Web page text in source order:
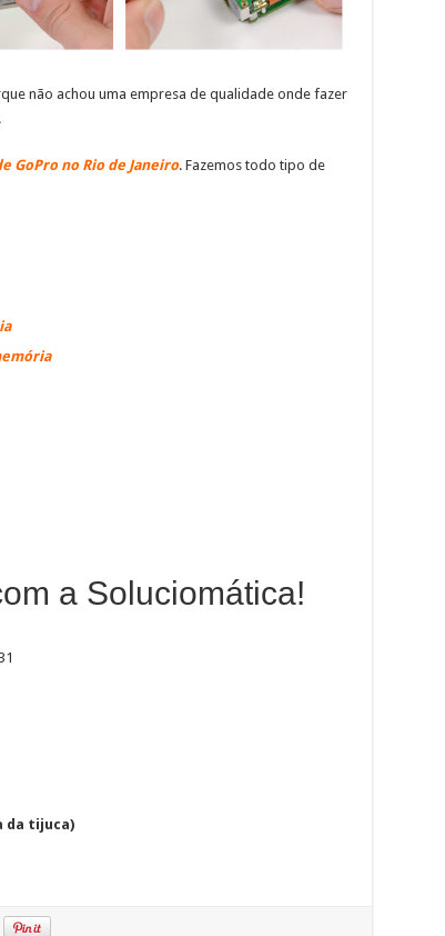
não achou uma empresa de qualidade onde fazer
GoPro no Rio de Janeiro. Fazemos todo tipo de
a Soluciomática!
da tijuca)